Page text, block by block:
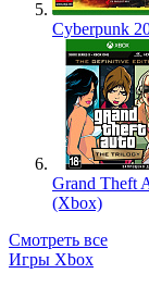
Cyberpunk
Grand Theft
(Xbox)
Смотреть все
Игры Xbox